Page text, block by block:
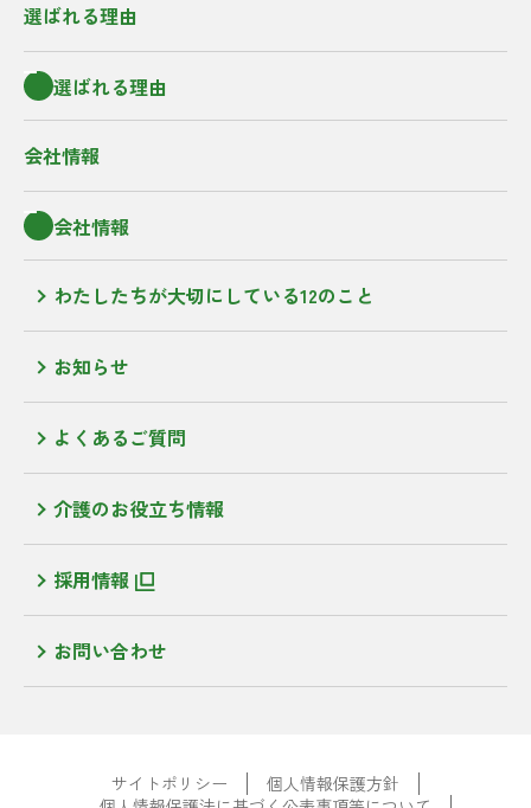
選ばれる理由
選ばれる理由
会社情報
会社情報
わたしたちが大切にしている12のこと
お知らせ
よくあるご質問
介護のお役立ち情報
採用情報
お問い合わせ
サイトポリシー
個人情報保護方針